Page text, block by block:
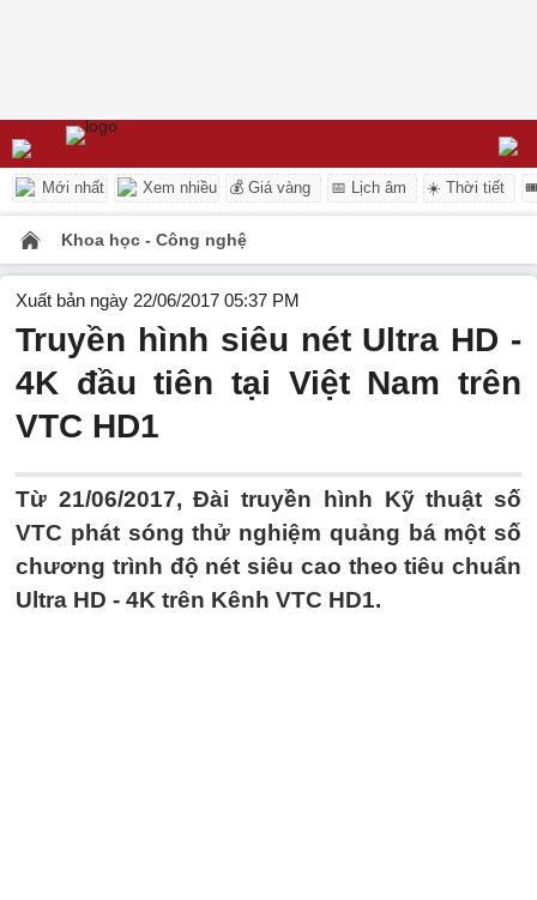
Mới nhất Xem nhiều 💰 Giá vàng 📅 Lịch âm ☀️ Thời tiết
Khoa học - Công nghệ
Xuất bản ngày 22/06/2017 05:37 PM
Truyền hình siêu nét Ultra HD -
4K đầu tiên tại Việt Nam trên
VTC HD1
Từ 21/06/2017, Đài truyền hình Kỹ thuật số
VTC phát sóng thử nghiệm quảng bá một số
chương trình độ nét siêu cao theo tiêu chuẩn
Ultra HD - 4K trên Kênh VTC HD1.